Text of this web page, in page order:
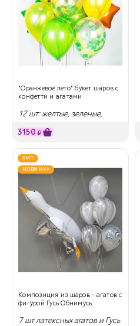
"Оранжевое лето" букет шаров с
конфетти и агатами
12 шт: желтые, зеленые,
3150 ₽
ХИТ
НОВИНКА
Композиция из шаров - агатов с
фигурой Гусь Обнимусь
7 шт латексных агатов и Гусь